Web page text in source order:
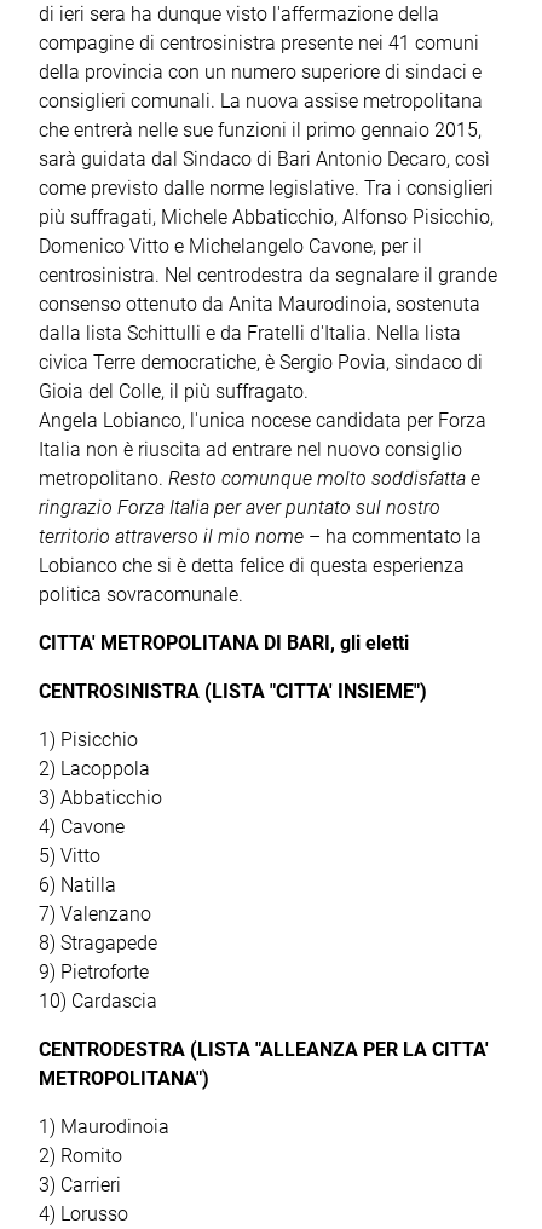
di ieri sera ha dunque visto l'affermazione della
compagine di centrosinistra presente nei 41 comuni
della provincia con un numero superiore di sindaci e
consiglieri comunali. La nuova assise metropolitana
che entrerà nelle sue funzioni il primo gennaio 2015,
sarà guidata dal Sindaco di Bari Antonio Decaro, così
come previsto dalle norme legislative. Tra i consiglieri
più suffragati, Michele Abbaticchio, Alfonso Pisicchio,
Domenico Vitto e Michelangelo Cavone, per il
centrosinistra. Nel centrodestra da segnalare il grande
consenso ottenuto da Anita Maurodinoia, sostenuta
dalla lista Schittulli e da Fratelli d'Italia. Nella lista
civica Terre democratiche, è Sergio Povia, sindaco di
Gioia del Colle, il più suffragato.
Angela Lobianco, l'unica nocese candidata per Forza
Italia non è riuscita ad entrare nel nuovo consiglio
metropolitano. Resto comunque molto soddisfatta e
ringrazio Forza Italia per aver puntato sul nostro
territorio attraverso il mio nome – ha commentato la
Lobianco che si è detta felice di questa esperienza
politica sovracomunale.
CITTA' METROPOLITANA DI BARI, gli eletti
CENTROSINISTRA (LISTA "CITTA' INSIEME")
1) Pisicchio
2) Lacoppola
3) Abbaticchio
4) Cavone
5) Vitto
6) Natilla
7) Valenzano
8) Stragapede
9) Pietroforte
10) Cardascia
CENTRODESTRA (LISTA "ALLEANZA PER LA CITTA'
METROPOLITANA")
1) Maurodinoia
2) Romito
3) Carrieri
4) Lorusso